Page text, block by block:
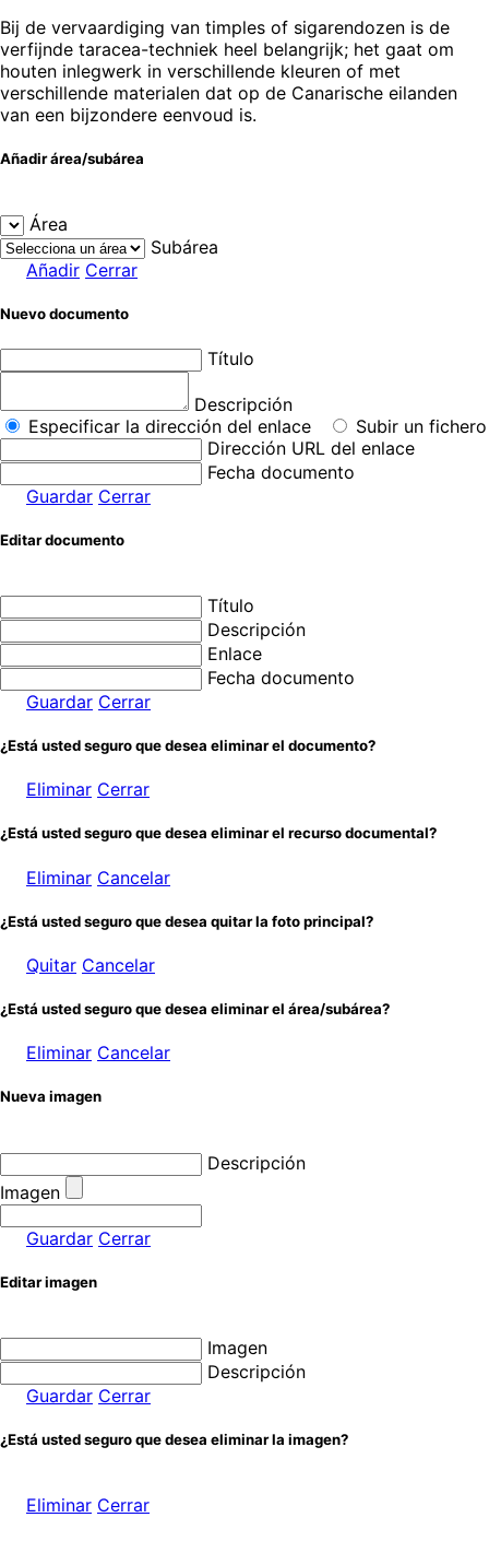
Bij de vervaardiging van timples of sigarendozen is de
verfijnde taracea-techniek heel belangrijk; het gaat om
houten inlegwerk in verschillende kleuren of met
verschillende materialen dat op de Canarische eilanden
van een bijzondere eenvoud is.
Añadir área/subárea
Área
Subárea
Añadir Cerrar
Nuevo documento
Título
Descripción
Especificar la dirección del enlace
Subir un fichero
Dirección URL del enlace
Fecha documento
Guardar Cerrar
Editar documento
Título
Descripción
Enlace
Fecha documento
Guardar Cerrar
¿Está usted seguro que desea eliminar el documento?
Eliminar Cerrar
¿Está usted seguro que desea eliminar el recurso documental?
Eliminar Cancelar
¿Está usted seguro que desea quitar la foto principal?
Quitar Cancelar
¿Está usted seguro que desea eliminar el área/subárea?
Eliminar Cancelar
Nueva imagen
Descripción
Imagen
Guardar Cerrar
Editar imagen
Imagen
Descripción
Guardar Cerrar
¿Está usted seguro que desea eliminar la imagen?
Eliminar Cerrar